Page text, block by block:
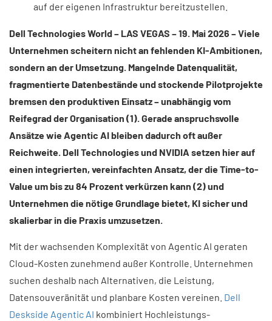
auf der eigenen Infrastruktur bereitzustellen.
Dell Technologies World – LAS VEGAS – 19. Mai 2026 – Viele
Unternehmen scheitern nicht an fehlenden KI-Ambitionen,
sondern an der Umsetzung. Mangelnde Datenqualität,
fragmentierte Datenbestände und stockende Pilotprojekte
bremsen den produktiven Einsatz – unabhängig vom
Reifegrad der Organisation (1). Gerade anspruchsvolle
Ansätze wie Agentic AI bleiben dadurch oft außer
Reichweite. Dell Technologies und NVIDIA setzen hier auf
einen integrierten, vereinfachten Ansatz, der die Time-to-
Value um bis zu 84 Prozent verkürzen kann (2) und
Unternehmen die nötige Grundlage bietet, KI sicher und
skalierbar in die Praxis umzusetzen.
Mit der wachsenden Komplexität von Agentic AI geraten
Cloud-Kosten zunehmend außer Kontrolle. Unternehmen
suchen deshalb nach Alternativen, die Leistung,
Datensouveränität und planbare Kosten vereinen. Dell
Deskside Agentic AI kombiniert Hochleistungs-